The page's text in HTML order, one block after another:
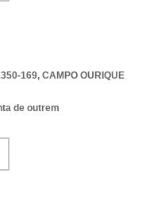
169, CAMPO OURIQUE
de outrem